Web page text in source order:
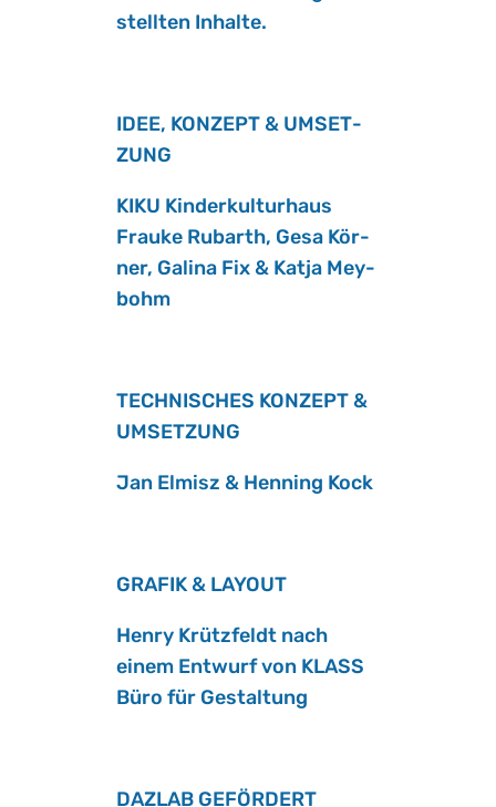
stell­ten In­hal­te.
IDEE, KON­ZEPT & UM­SET­
ZUNG
KIKU Kin­der­kul­tur­haus
Frau­ke Ru­barth, Gesa Kör­
ner, Ga­li­na Fix & Katja Mey­
bohm
TECH­NI­SCHES KON­ZEPT &
UM­SET­ZUNG
Jan El­misz & Hen­ning Kock
GRA­FIK & LAY­OUT
Henry Krütz­feldt nach
einem Ent­wurf von KLASS
Büro für Ge­stal­tung
DAZ­LAB GE­FÖR­DERT